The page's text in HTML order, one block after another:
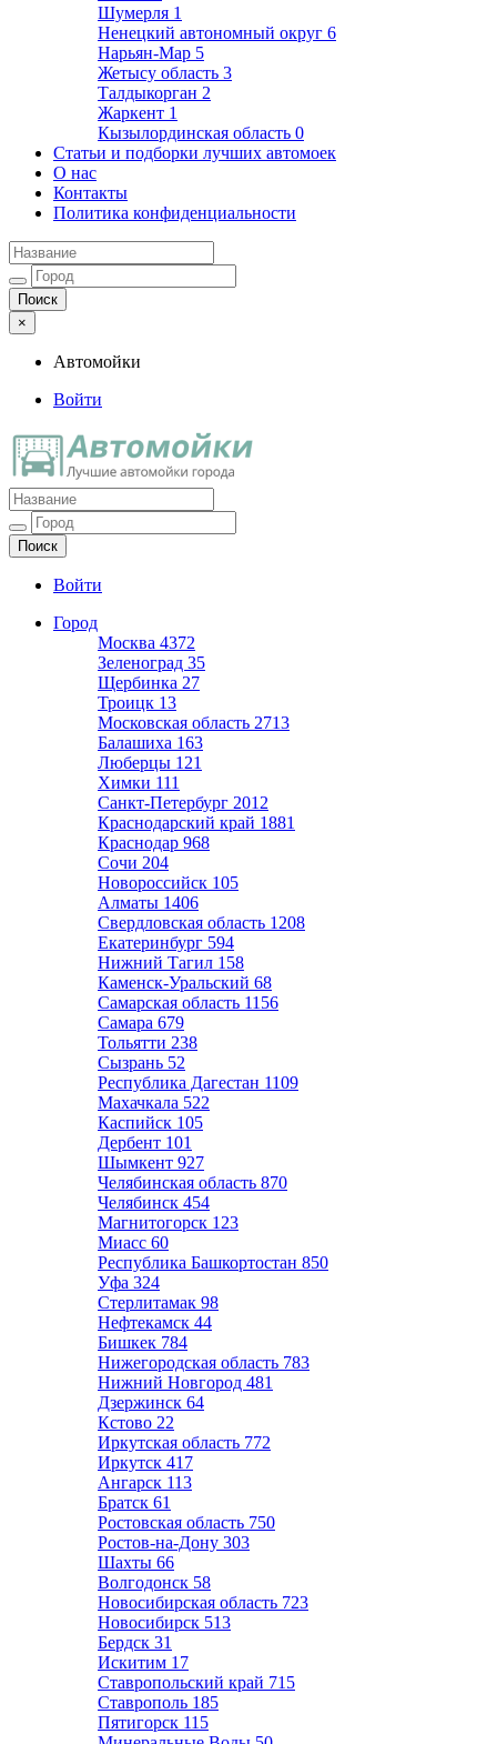
Шумерля 1
Ненецкий автономный округ 6
Нарьян-Мар 5
Жетысу область 3
Талдыкорган 2
Жаркент 1
Кызылординская область 0
Статьи и подборки лучших автомоек
О нас
Контакты
Политика конфиденциальности
×
Автомойки
Войти
Автомойки
Ещё один сайт на WordPress
Войти
Город
Москва 4372
Зеленоград 35
Щербинка 27
Троицк 13
Московская область 2713
Балашиха 163
Люберцы 121
Химки 111
Санкт-Петербург 2012
Краснодарский край 1881
Краснодар 968
Сочи 204
Новороссийск 105
Алматы 1406
Свердловская область 1208
Екатеринбург 594
Нижний Тагил 158
Каменск-Уральский 68
Самарская область 1156
Самара 679
Тольятти 238
Сызрань 52
Республика Дагестан 1109
Махачкала 522
Каспийск 105
Дербент 101
Шымкент 927
Челябинская область 870
Челябинск 454
Магнитогорск 123
Миасс 60
Республика Башкортостан 850
Уфа 324
Стерлитамак 98
Нефтекамск 44
Бишкек 784
Нижегородская область 783
Нижний Новгород 481
Дзержинск 64
Кстово 22
Иркутская область 772
Иркутск 417
Ангарск 113
Братск 61
Ростовская область 750
Ростов-на-Дону 303
Шахты 66
Волгодонск 58
Новосибирская область 723
Новосибирск 513
Бердск 31
Искитим 17
Ставропольский край 715
Ставрополь 185
Пятигорск 115